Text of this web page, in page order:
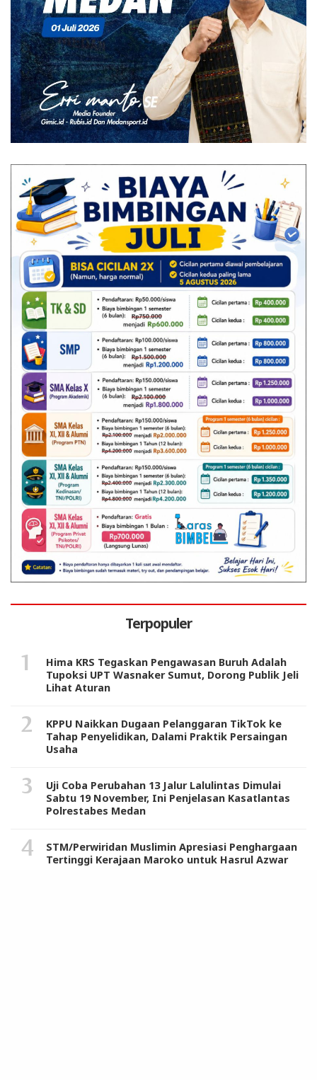
Terpopuler
Hima KRS Tegaskan Pengawasan Buruh Adalah
Tupoksi UPT Wasnaker Sumut, Dorong Publik Jeli
Lihat Aturan
KPPU Naikkan Dugaan Pelanggaran TikTok ke
Tahap Penyelidikan, Dalami Praktik Persaingan
Usaha
Uji Coba Perubahan 13 Jalur Lalulintas Dimulai
Sabtu 19 November, Ini Penjelasan Kasatlantas
Polrestabes Medan
STM/Perwiridan Muslimin Apresiasi Penghargaan
Tertinggi Kerajaan Maroko untuk Hasrul Azwar